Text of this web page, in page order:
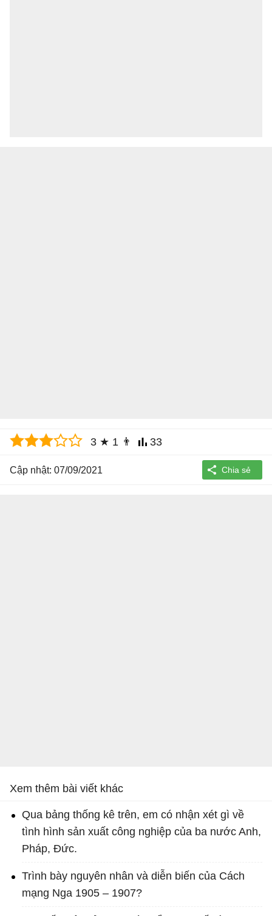
3 ★ 1 👨 33
Cập nhật: 07/09/2021
Xem thêm bài viết khác
Qua bảng thống kê trên, em có nhận xét gì về
tình hình sản xuất công nghiệp của ba nước Anh,
Pháp, Đức.
Trình bày nguyên nhân và diễn biến của Cách
mạng Nga 1905 – 1907?